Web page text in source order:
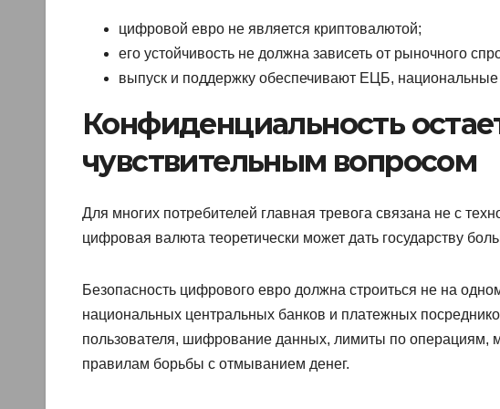
цифровой евро не является криптовалютой;
его устойчивость не должна зависеть от рыночного
выпуск и поддержку обеспечивают ЕЦБ,
Конфиденциальность
чувствительным вопросом
Для многих потребителей главная тревога связана не с
цифровая валюта теоретически может дать государству
Безопасность цифрового евро должна строиться не на
национальных центральных банков и платежных
пользователя, шифрование данных, лимиты по операциям,
правилам борьбы с отмыванием денег.